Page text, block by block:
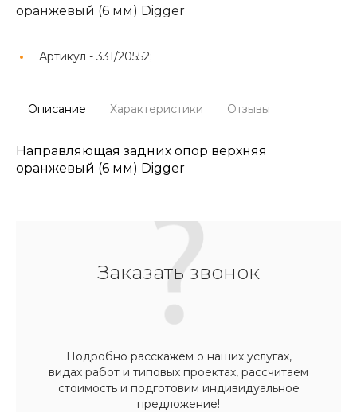
оранжевый (6 мм) Digger
Артикул - 331/20552;
Описание Характеристики Отзывы
Направляющая задних опор верхняя
оранжевый (6 мм) Digger
Заказать звонок
Подробно расскажем о наших услугах,
видах работ и типовых проектах, рассчитаем
стоимость и подготовим индивидуальное
предложение!